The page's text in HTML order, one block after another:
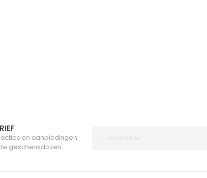
en aanbiedingen
geschenkdozen.